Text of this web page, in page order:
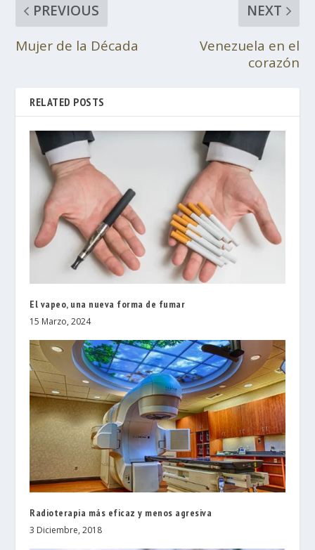
PREVIOUS
Mujer de la Década
NEXT
Venezuela en el
corazón
RELATED POSTS
El vapeo, una nueva forma de fumar
15 Marzo, 2024
Radioterapia más eficaz y menos agresiva
3 Diciembre, 2018